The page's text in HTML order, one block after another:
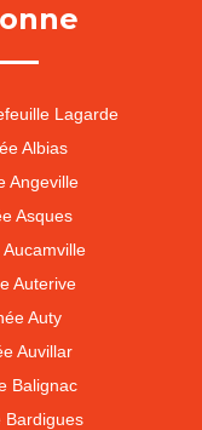
Lagarde
Albias
Angeville
Asques
Auterive
Auty
Auvillar
Balignac
Bardigues